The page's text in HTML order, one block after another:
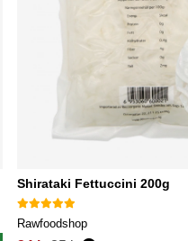
Shirataki Fettuccini 200g
Rawfoodshop